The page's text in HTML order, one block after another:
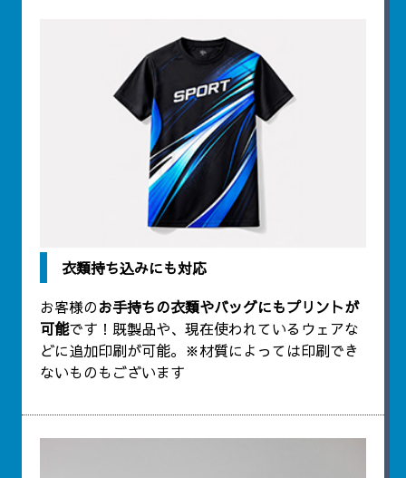
衣類持ち込みにも対応
お客様のお手持ちの衣類やバッグにもプリントが
可能です！既製品や、現在使われているウェアな
どに追加印刷が可能。※材質によっては印刷でき
ないものもございます